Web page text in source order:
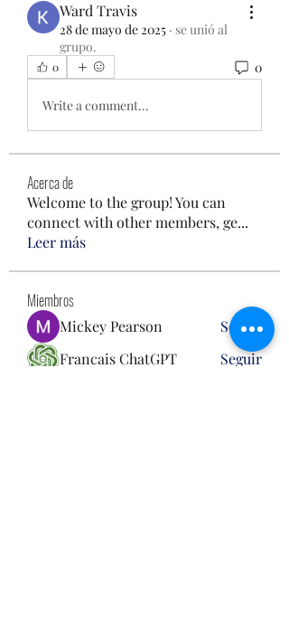
Ward Travis
28 de mayo de 2025 · se unió al
grupo.
0 0
Write a comment...
Acerca de
Welcome to the group! You can
connect with other members, ge...
Leer más
Miembros
Mickey Pearson
Seguir
Francais ChatGPT
Seguir